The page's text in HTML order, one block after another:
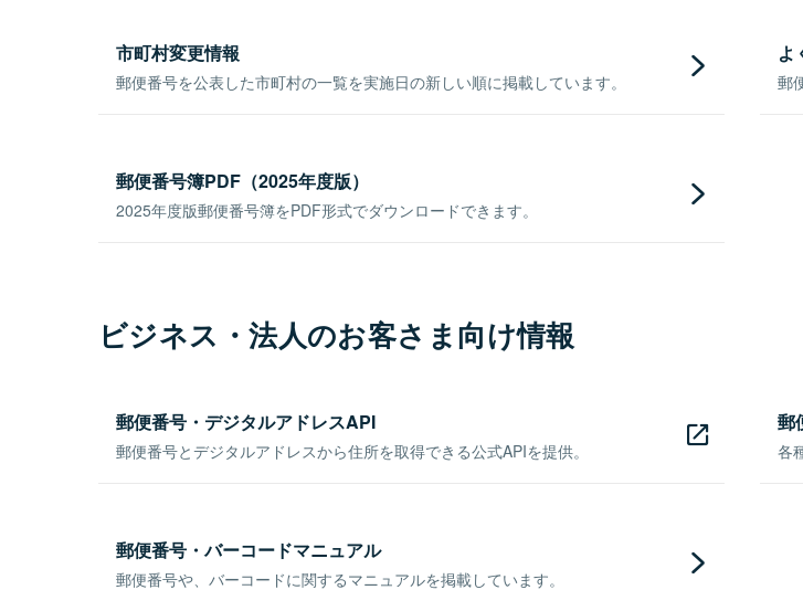
市町村変更情報
郵便番号を公表した市町村の一覧を実施日の新しい順に掲載しています。
よ
郵
郵便番号簿PDF（2025年度版）
2025年度版郵便番号簿をPDF形式でダウンロードできます。
ビジネス・法人のお客さま向け情報
郵便番号・デジタルアドレスAPI
郵便番号とデジタルアドレスから住所を取得できる公式APIを提供。
郵
各
郵便番号・バーコードマニュアル
郵便番号や、バーコードに関するマニュアルを掲載しています。